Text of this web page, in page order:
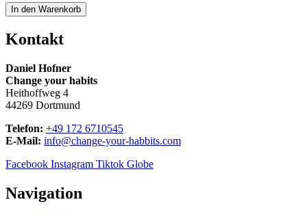
Veganer
Ernährungsplan
Nr.
1
In den Warenkorb
Kontakt
Daniel Hofner
Change your habits
Heithoffweg 4
44269 Dortmund
Telefon: +49 172 6710545
E-Mail: info@change-your-habbits.com
Facebook Instagram Tiktok Globe
Navigation